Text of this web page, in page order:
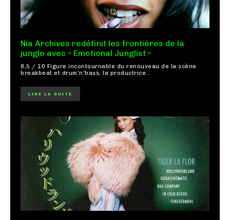
Nia Archives redéfinit les frontières de la
jungle avec « Emotional Junglist »
8,5 / 10 Figure incontournable du renouveau de la scène
breakbeat et drum'n'bass, la productrice...
LIRE LA SUITE